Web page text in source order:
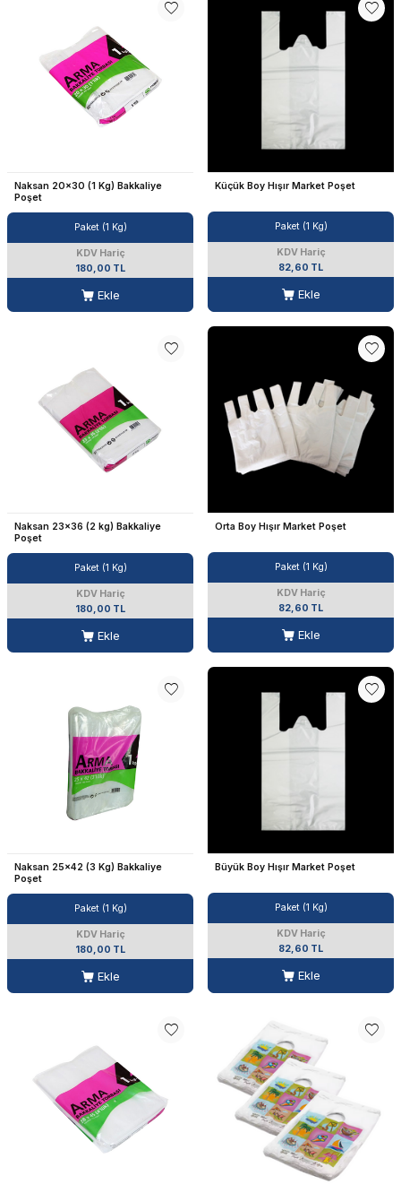
Naksan 20x30 (1 Kg) Bakkaliye
Poşet
Paket (1 Kg)
KDV Hariç
180,00 TL
Ekle
Küçük Boy Hışır Market Poşet
Paket (1 Kg)
KDV Hariç
82,60 TL
Ekle
Naksan 23x36 (2 kg) Bakkaliye
Poşet
Paket (1 Kg)
KDV Hariç
180,00 TL
Ekle
Orta Boy Hışır Market Poşet
Paket (1 Kg)
KDV Hariç
82,60 TL
Ekle
Naksan 25x42 (3 Kg) Bakkaliye
Poşet
Paket (1 Kg)
KDV Hariç
180,00 TL
Ekle
Büyük Boy Hışır Market Poşet
Paket (1 Kg)
KDV Hariç
82,60 TL
Ekle